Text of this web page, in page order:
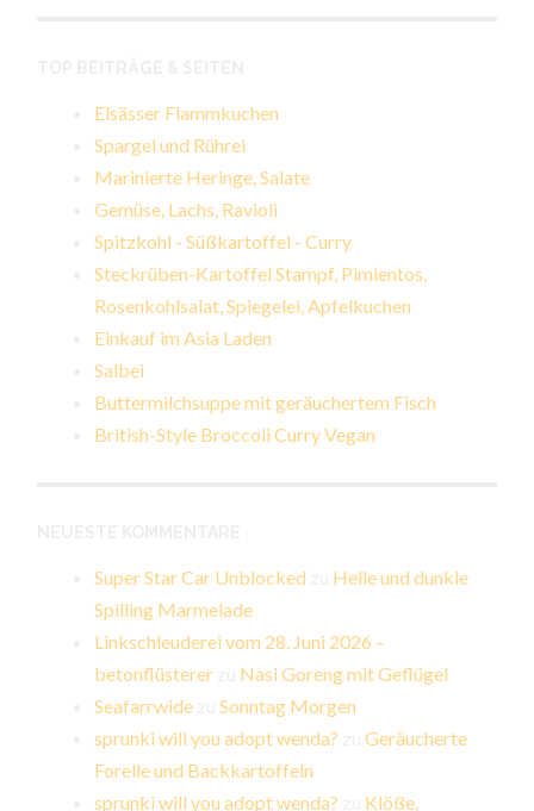
Elsässer Flammkuchen
Spargel und Rührei
Marinierte Heringe, Salate
Gemüse, Lachs, Ravioli
Spitzkohl - Süßkartoffel - Curry
Steckrüben-Kartoffel Stampf, Pimientos,
Rosenkohlsalat, Spiegelei, Apfelkuchen
Einkauf im Asia Laden
Salbei
Buttermilchsuppe mit geräuchertem Fisch
British-Style Broccoli Curry Vegan
Super Star Car Unblocked
Helle und dunkle
Spilling Marmelade
Linkschleuderei vom 28. Juni 2026 –
betonflüsterer
Nasi Goreng mit Geflügel
Seafarrwide zuSonntag Morgen
sprunki will you adopt wenda? zuGeräucherte
Forelle und Backkartoffeln
sprunki will you adopt wenda?
Klöße,